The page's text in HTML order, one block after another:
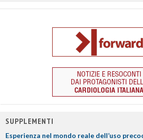
SUPPLEMENTI
Esperienza nel mondo reale dell’uso